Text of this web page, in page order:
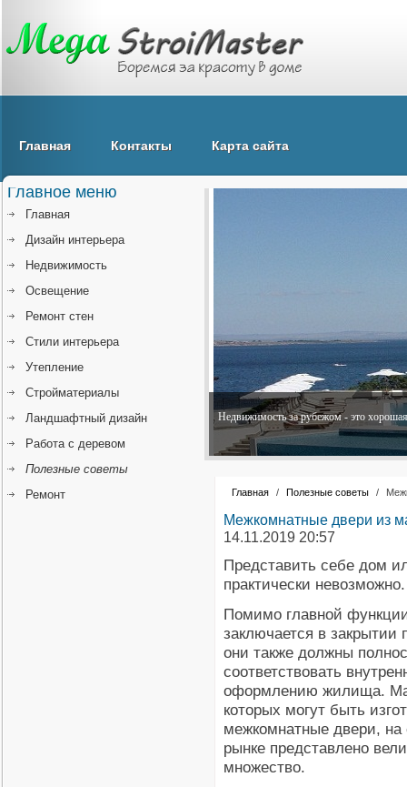
Главная Контакты Карта сайта
Недвижимость за рубежом - это
Главная / Полезные советы /
Межкомнатные двери из
14.11.2019 20:57
Представить себе дом
практически невозможно.
Помимо главной
заключается в
они также должны
соответствовать
оформлению жилища.
которых могут быть
межкомнатные двери,
рынке представлено
множество.
Главное меню
Главная
Дизайн интерьера
Недвижимость
Освещение
Ремонт стен
Стили интерьера
Утепление
Стройматериалы
Ландшафтный дизайн
Работа с деревом
Полезные советы
Ремонт